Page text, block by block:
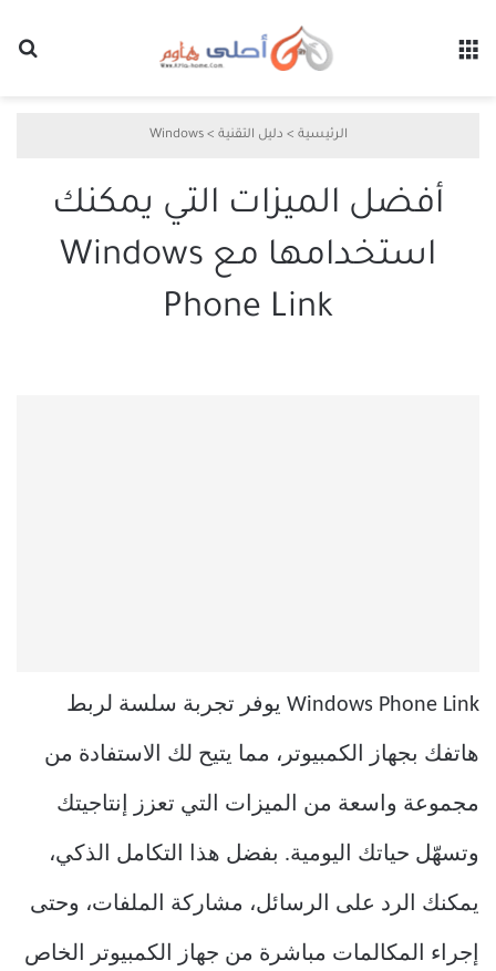
الرئيسية > دليل التقنية >
Windows
أفضل الميزات التي يمكنك
استخدامها مع Windows
Phone Link
Windows Phone Link يوفر تجربة سلسة لربط
هاتفك بجهاز الكمبيوتر، مما يتيح لك الاستفادة من
مجموعة واسعة من الميزات التي تعزز إنتاجيتك
وتسهّل حياتك اليومية. بفضل هذا التكامل الذكي،
يمكنك الرد على الرسائل، مشاركة الملفات، وحتى
إجراء المكالمات مباشرة من جهاز الكمبيوتر الخاص